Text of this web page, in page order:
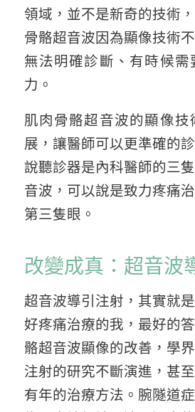
領域，並不是新奇的技術
骨骼超音波因為顯像技術
無法明確診斷、有時候需
力。
肌肉骨骼超音波的顯像技
展，讓醫師可以更準確的
說聽診器是內科醫師的三
音波，可以說是致力疼痛
第三隻眼。
改變成真：超音波
超音波導引注射，其實就
好疼痛治療的我，最好的
骼超音波顯像的改善，學
注射的研究不斷演進，甚
有年的治療方法。腕隧道